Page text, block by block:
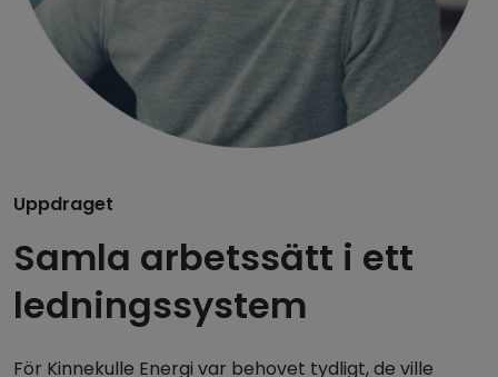
Uppdraget
Samla arbetssätt i ett
ledningssystem
För Kinnekulle Energi var behovet tydligt, de ville